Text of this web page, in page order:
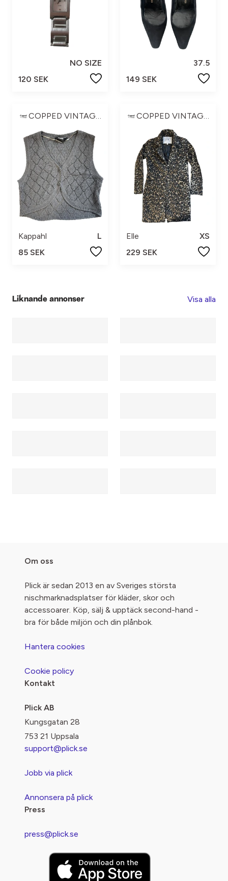
NO SIZE
120 SEK
37.5
149 SEK
COPPED VINTAGE ☆
Kappahl
L
85 SEK
COPPED VINTAGE ☆
Elle
XS
229 SEK
Liknande annonser Visa alla
Om oss
Plick är sedan 2013 en av Sveriges största
nischmarknadsplatser för kläder, skor och
accessoarer. Köp, sälj & upptäck second-hand -
bra för både miljön och din plånbok.
Hantera cookies
Cookie policy
Kontakt
Plick AB
Kungsgatan 28
753 21 Uppsala
support@plick.se
Jobb via plick
Annonsera på plick
Press
press@plick.se